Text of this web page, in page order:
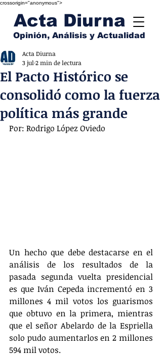
crossorigin="anonymous">
Acta Diurna
Opinión, Análisis y Actualidad
El Pacto Histórico se
consolidó como la fuerza
política más grande
Acta Diurna
3 jul 2 min de lectura
Por: Rodrigo López Oviedo
Un hecho que debe destacarse en el
análisis de los resultados de la
pasada segunda vuelta presidencial
es que Iván Cepeda incrementó en 3
millones 4 mil votos los guarismos
que obtuvo en la primera, mientras
que el señor Abelardo de la Espriella
solo pudo aumentarlos en 2 millones
594 mil votos.